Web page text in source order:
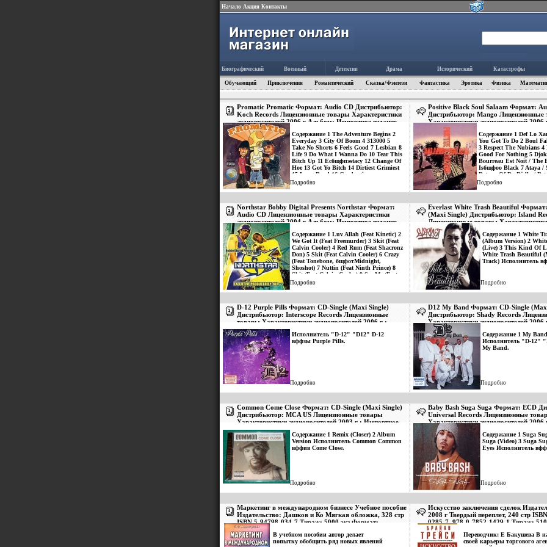
Начало Акция Контакты
Биографический Военный Детектив Драма Исторический Катастрофы
Обучающий Приключения Романтический Сказка/Фэнтези Фантастика Эротика Физика
Promatic Promatic Формат: Audio CD Дистрибьютор:
Koch Records Лицензионные товары Характеристики
аудионосителей 2006 г Альбом: Импортное издание
инфо 2881v.
Содержание 1 The Adventure Begins 2
Everyday 3 City Of Boom 4 313000 5
Take No Shorts 6 Feels Good 7 Lesbian 8
Life 9 Do What I Wanna Do 10 Tear This
Bitch Up 11 Ecбщфпэstacy 12 Change Of
Hoe 13 Got Yo Bitch 14 Dirtiest Grimiest
15 Long Road 16 Graduation
Исполнитель "Promatic".
Подробно
Northstar Bobby Digital Presents Northstar Формат:
Audio CD Лицензионные товары Характеристики
аудионосителей 2004 г Альбом: Импортное издание
инфо 2883v.
Содержание 1 Luv Allah (Feat Kinetic) 2
We Got It (Feat Freemurder) 3 Skit (Feat
Calvin Cooler) 4 Red Rum (Feat Shacronz
Don) 5 Skit (Feat Calvin Cooler) 6 Crazy
(Feat Tonebone, бщфотMidnight,
Shoshot) 7 Nuttin (Feat Ninth Prince) 8
Skit (Feat Calvin Cooler) 9 See Me (Feat
Freemurder) 10 64 11 So So Serious (Feat
TMF) 12 Duckie 13 Ballin (Feat Suga
Bang Bang, Solomon Childs) 14 Destiny
The Northstar (Feat Doc Doom, Midnight)
Исполнитель "Northstar" "Northstarz".
Подробно
D-12 Purple Pills Формат: CD-Single (Maxi Single)
Дистрибьютор: Interscope Records Лицензионные
товары Характеристики аудионосителей 2006 г :
Импортное издание инфо 2885v.
Исполнитель "D-12" "D12" D-12
вффзы Purple Pills.
Подробно
Common Come Close Формат: CD-Single (Maxi Single)
Дистрибьютор: MCA US Лицензионные товары
Характеристики аудионосителей 2003 г : Импортное
издание инфо 2887v.
Содержание 1 Remix (Closer) 2 Album
Version Исполнитель Common Common
вффив Come Close.
Подробно
Маркетинг в международном бизнесе Учебное пособие
Издательство: Дашков и Ко Мягкая обложка, 328 стр
ISBN 5-94798-034-7 Тираж: 5000 экз Формат:
60x84/16 (~143х205 мм) инфо 2889v.
В учебном пособии автор делает
попытку обобщить ряд новых явлений
Positive Black Soul Salaam Формат:
Дистрибьютор: Mango Лицензионные
Характеристики аудионосителей
Импортное издание инфо 2882v.
Содержание 1 Def Lo
You Got To Do 2 Boul
3 Respect The Nubians 4
Good For Nothing 5
Bourreau Est Noit / The
Isбщфоо Black 7 Ataya /
Return Of Da Djelly /
Griot 9 Je Nes Sais Pas /
Peurs / Fears 11
President Of Africa
Подробно
Everlast White Trash Beautiful
(Maxi Single) Дистрибьютор: Island
Лицензионные товары
аудионосителей 2006 г : Импортное
2884v.
Содержание 1 White
(Album Version) 2
(Live) 3 This Kind Of
White Trash Beautiful
Track) Исполнитель
Подробно
D12 My Band Формат: CD-Single
Дистрибьютор: Shady Records
Характеристики аудионосителей
издание инфо 2886v.
Содержание 1 My
Исполнитель "D-12"
My Band.
Подробно
Baby Bash Suga Suga Формат: ECD
Universal Records Лицензионные
Характеристики аудионосителей 2006
Импортное издание инфо 2888v.
Содержание 1 Suga
Suga (Video) 3 Suga
Eyes Исполнитель
Подробно
Искусство заключения сделок
2008 г Твердый переплет, 240 стр
0285-7, 978-0-7852-1429-1 Тираж:
84x108/32 (~130х205 мм) инфо 2890v.
Переводчик: Е Бакушева В
своей карьеры торгового